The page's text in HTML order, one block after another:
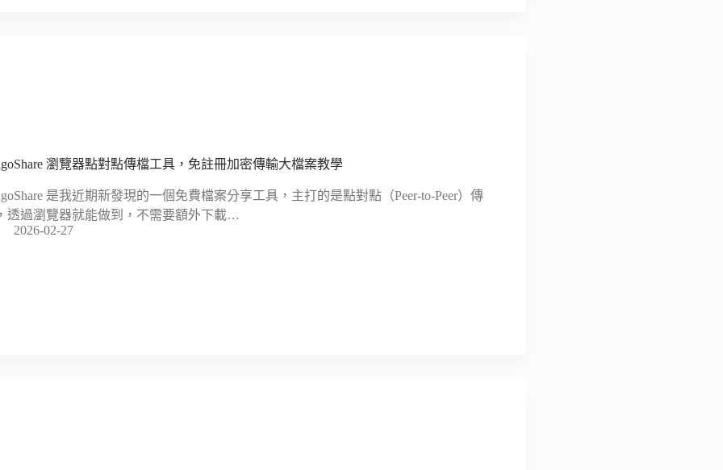
瀏覽器點對點傳檔工具，免註冊加密傳輸大檔案教學
是我近期新發現的一個免費檔案分享工具，主打的是點對點（Peer-to-Peer）傳
透過瀏覽器就能做到，不需要額外下載…
2026-02-27